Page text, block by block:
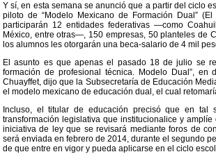
Y sí, en esta semana se anunció que a partir del ciclo
piloto de “Modelo Mexicano de Formación Dual”
participarán 12 entidades federativas —como
México, entre otras—, 150 empresas, 50 planteles de
los alumnos les otorgarán una beca-salario de 4 mil
El asunto es que apenas el pasado 18 de julio se
formación de profesional técnica. Modelo Dual”,
Chuayffet, dijo que la Subsecretaría de Educación
el modelo mexicano de educación dual, el cual
Incluso, el titular de educación precisó que en tal
transformación legislativa que institucionalice y
iniciativa de ley que se revisará mediante foros de
será enviada en febrero de 2014, durante el segundo
de que entre en vigor y pueda aplicarse en el ciclo